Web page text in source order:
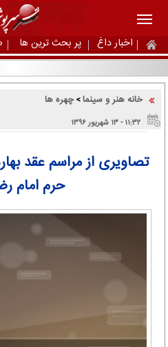
اخبار داغ پر بحث ترین ها
خانه هنر و سینما>چهره ها
۱۱:۳۲ - ۱۳ شهریور ۱۳۹۶
تصاویری از مراسم عقد
حرم امام